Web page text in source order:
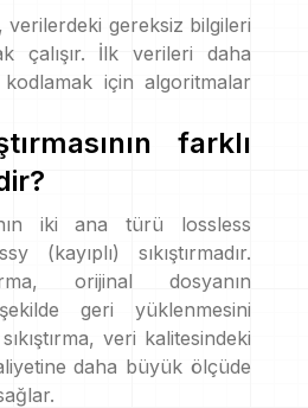
verilerdeki gereksiz bilgileri
çalışır. İlk verileri daha
için algoritmalar
farklı
iki ana türü lossless
(kayıplı) sıkıştırmadır.
orijinal dosyanın
geri yüklenmesini
veri kalitesindeki
daha büyük ölçüde